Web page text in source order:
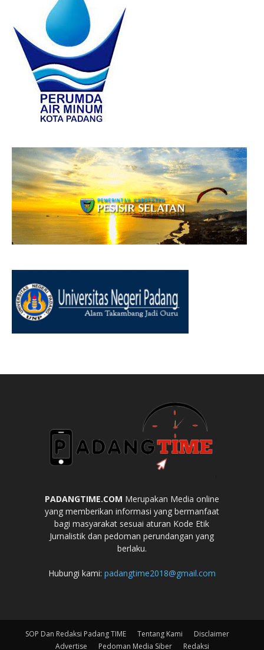
PADANGTIME.COM Merupakan Media online
yang memberikan informasi yang bermanfaat
bagi masyarakat sesuai aturan Kode Etik
Jurnalistik dan pedoman perundangan yang
berlaku.
Hubungi kami: padangtime2018@gmail.com
SOP Dan Redaksi Padang TIME Tentang Kami
Disclaimer
Advertise
Pedoman Media Siber Redaksi